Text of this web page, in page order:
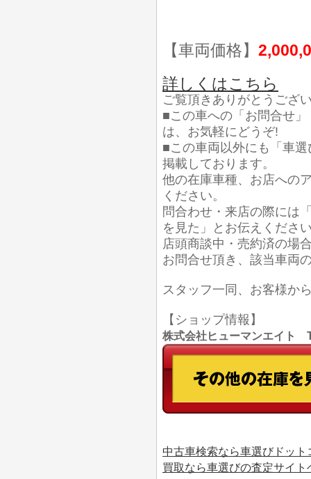
【車両価格】
詳しくはこちら
ご覧頂きありがとうござ
■この車への「お問合せ
は、お気軽にどうぞ!
■この車両以外にも「車
掲載しております。
他の在庫車種、お店への
ください。
問合わせ・来店の際には
を見た」とお伝えくださ
店頭商談中・売約済の場
お問合せ頂き、該当車両
スタッフ一同、お客様か
【ショップ情報】
株式会社ヒューマンエイト
中古車検索なら車選びドット
買取なら車選びの査定サイト